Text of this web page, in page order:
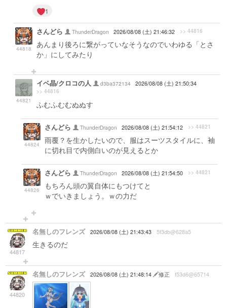
1
44818
さんどら ThunderDragon 2026/08/08 (土) 21:46:32 >> 44816
あんまり後ろに繋がっていなそうなのでいわゆる「とさ
か」にしてみたり
44821
イベ晶/クロコの人 d3ba372134 2026/08/08 (土) 21:50:34
>> 44816
ふむふむむぬぬす
44824
さんどら ThunderDragon 2026/08/08 (土) 21:54:12 >> 44821
雨覆？を生かしたいので、服はスーツスタイルに、袖
に切れ目で内側白いのが見えるとか
44826
さんどら ThunderDragon 2026/08/08 (土) 21:54:50 >> 44821
もちろん頭の翼自体にもつけてと
ｗでいきましょう。ｗの力だ
44817
名無しのフレンズ 2026/08/08 (土) 21:43:43 5f3db@628a5
生きるのだ
44820
名無しのフレンズ 2026/08/08 (土) 21:48:14 修正 f53d6@65714